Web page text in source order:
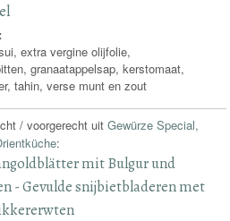
extra vergine olijfolie,
granaatappelsap, kerstomaat,
tahin, verse munt en zout
/ voorgerecht uitGewürze Special,
:
mit Bulgur und
- Gevulde snijbietbladeren met